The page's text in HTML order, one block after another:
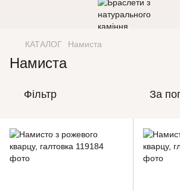
КАТАЛОГ Намиста
Намиста
Фільтр За